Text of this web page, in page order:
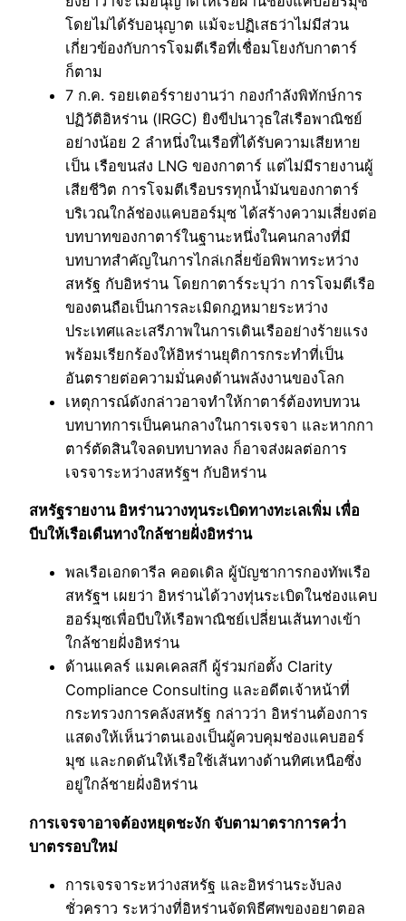
โดยไม่ได้รับอนุญาต แม้จะปฏิเสธว่าไม่มีส่วน
เกี่ยวข้องกับการโจมตีเรือที่เชื่อมโยงกับกาตาร์
ก็ตาม
7 ก.ค. รอยเตอร์รายงานว่า กองกำลังพิทักษ์การ
ปฏิวัติอิหร่าน (IRGC) ยิงขีปนาวุธใส่เรือพาณิชย์
อย่างน้อย 2 ลำหนึ่งในเรือที่ได้รับความเสียหาย
เป็น เรือขนส่ง LNG ของกาตาร์ แต่ไม่มีรายงานผู้
เสียชีวิต การโจมตีเรือบรรทุกน้ำมันของกาตาร์
บริเวณใกล้ช่องแคบฮอร์มุซ ได้สร้างความเสี่ยงต่อ
บทบาทของกาตาร์ในฐานะหนึ่งในคนกลางที่มี
บทบาทสำคัญในการไกล่เกลี่ยข้อพิพาทระหว่าง
สหรัฐ กับอิหร่าน โดยกาตาร์ระบุว่า การโจมตีเรือ
ของตนถือเป็นการละเมิดกฎหมายระหว่าง
ประเทศและเสรีภาพในการเดินเรืออย่างร้ายแรง
พร้อมเรียกร้องให้อิหร่านยุติการกระทำที่เป็น
อันตรายต่อความมั่นคงด้านพลังงานของโลก
เหตุการณ์ดังกล่าวอาจทำให้กาตาร์ต้องทบทวน
บทบาทการเป็นคนกลางในการเจรจา และหากกา
ตาร์ตัดสินใจลดบทบาทลง ก็อาจส่งผลต่อการ
เจรจาระหว่างสหรัฐฯ กับอิหร่าน
สหรัฐรายงาน อิหร่านวางทุนระเบิดทางทะเลเพิ่ม เพื่อ
บีบให้เรือเดืนทางใกล้ชายฝั่งอิหร่าน
พลเรือเอกดารีล คอดเดิล ผู้บัญชาการกองทัพเรือ
สหรัฐฯ เผยว่า อิหร่านได้วางทุ่นระเบิดในช่องแคบ
ฮอร์มุซเพื่อบีบให้เรือพาณิชย์เปลี่ยนเส้นทางเข้า
ใกล้ชายฝั่งอิหร่าน
ด้านแคลร์ แมคเคลสกี ผู้ร่วมก่อตั้ง Clarity
Compliance Consulting และอดีตเจ้าหน้าที่
กระทรวงการคลังสหรัฐ กล่าวว่า อิหร่านต้องการ
แสดงให้เห็นว่าตนเองเป็นผู้ควบคุมช่องแคบฮอร์
มุซ และกดดันให้เรือใช้เส้นทางด้านทิศเหนือซึ่ง
อยู่ใกล้ชายฝั่งอิหร่าน
การเจรจาอาจต้องหยุดชะงัก จับตามาตราการคว่ำ
บาตรรอบใหม่
การเจรจาระหว่างสหรัฐ และอิหร่านระงับลง
ชั่วคราว ระหว่างที่อิหร่านจัดพิธีศพของอยาตอล